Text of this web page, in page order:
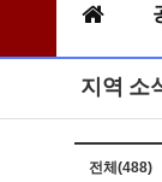
지역 소
전체(488)